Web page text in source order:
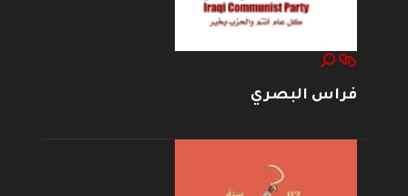
فراس البصري